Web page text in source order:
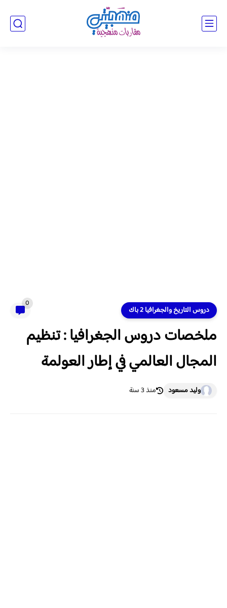
دروس التاريخ والجغرافيا 2 باك
0
ملخصات دروس الجغرافيا : تنظيم
المجال العالمي في إطار العولمة
وليد مسعود منذ 3 سنة